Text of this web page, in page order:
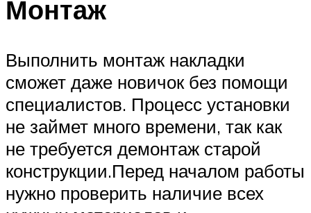
Монтаж
Выполнить монтаж накладки
сможет даже новичок без помощи
специалистов. Процесс установки
не займет много времени, так как
не требуется демонтаж старой
конструкции.Перед началом работы
нужно проверить наличие всех